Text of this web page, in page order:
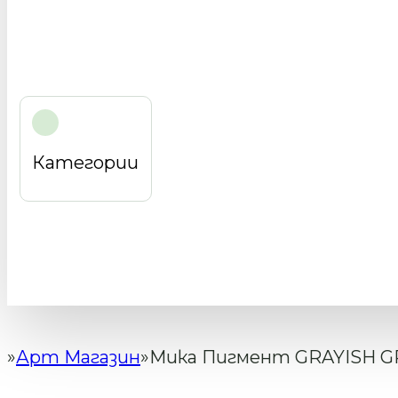
Категории
Начало
Арт Магазин Мика Пигмент GRAYISH